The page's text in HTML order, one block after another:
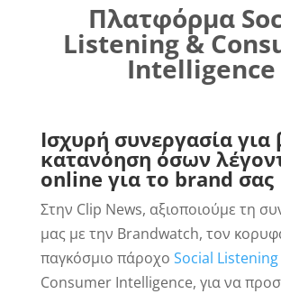
Πλατφόρμα
Listening &
Intelligence
Ισχυρή συνεργασία για
κατανόηση όσων
online για το brand σας
Στην Clip News, αξιοποιούμε τη
μας με την Brandwatch, τον
παγκόσμιο πάροχο Social Listening
Consumer Intelligence, για να